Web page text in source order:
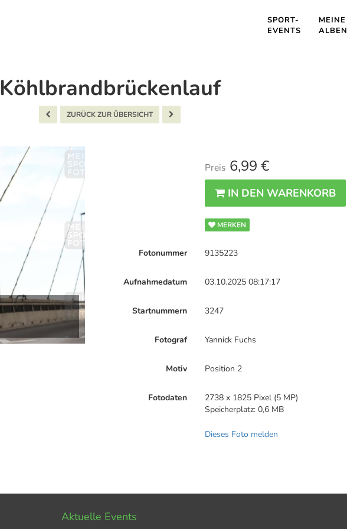
SPORT-
EVENTS
MEINE
ALBEN
Köhlbrandbrückenlauf
ZURÜCK ZUR ÜBERSICHT
Preis 6,99 €
IN DEN WARENKORB
MERKEN
Fotonummer 9135223
Aufnahmedatum 03.10.2025 08:17:17
Startnummern 3247
Fotograf Yannick Fuchs
Motiv Position 2
Fotodaten
2738 x 1825 Pixel (5 MP)
Speicherplatz: 0,6 MB
Dieses Foto melden
Aktuelle Events